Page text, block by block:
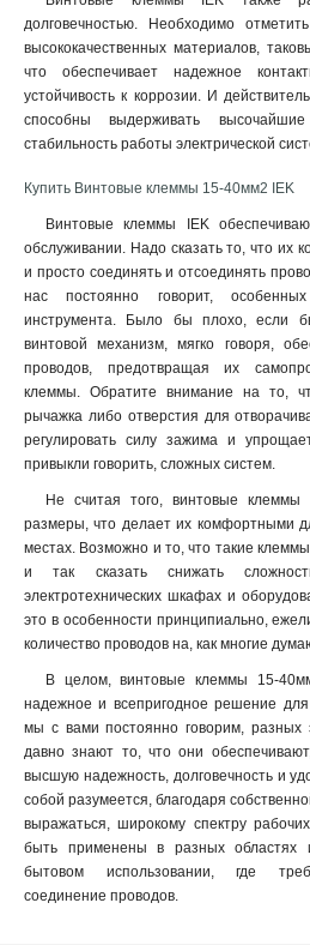
долговечностью. Необходимо
высококачественных материалов,
что обеспечивает надежное
устойчивость к коррозии. И
способны выдерживать высочайшие
стабильность работы электрической
Купить Винтовые клеммы 15-40мм2 IEK
Винтовые клеммы IEK
обслуживании. Надо сказать то, что их
и просто соединять и отсоединять
нас постоянно говорит,
инструмента. Было бы плохо, если
винтовой механизм, мягко говоря,
проводов, предотвращая их
клеммы. Обратите внимание на то,
рычажка либо отверстия для
регулировать силу зажима и
привыкли говорить, сложных систем.
Не считая того, винтовые клеммы
размеры, что делает их комфортными
местах. Возможно и то, что такие
и так сказать снижать
электротехнических шкафах и
это в особенности принципиально,
количество проводов на, как многие
В целом, винтовые клеммы 15-
надежное и всепригодное решение
мы с вами постоянно говорим, разных
давно знают то, что они
высшую надежность, долговечность и
собой разумеется, благодаря
выражаться, широкому спектру
быть применены в разных областях
бытовом использовании, где
соединение проводов.